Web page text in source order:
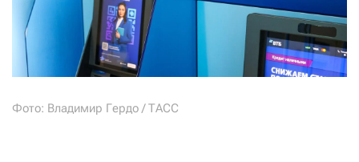
Фото: Владимир Гердо / ТАСС